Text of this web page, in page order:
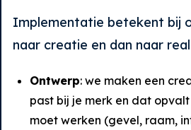
Implementatie betekent bij
naar creatie en dan naar
Ontwerp: we maken een
past bij je merk en dat
moet werken (gevel, raam,